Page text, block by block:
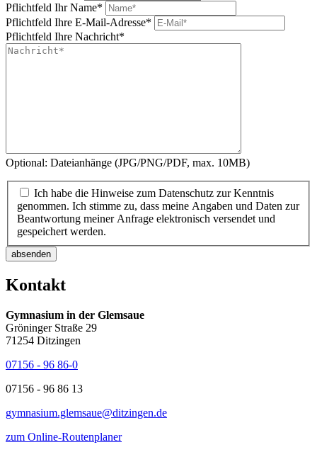
Pflichtfeld Ihr Name*
Pflichtfeld Ihre E-Mail-Adresse*
Pflichtfeld Ihre Nachricht*
Optional: Dateianhänge (JPG/PNG/PDF, max. 10MB)
Ich habe die Hinweise zum Datenschutz zur Kenntnis
genommen. Ich stimme zu, dass meine Angaben und Daten zur
Beantwortung meiner Anfrage elektronisch versendet und
gespeichert werden.
absenden
Kontakt
Gymnasium in der Glemsaue
Gröninger Straße 29
71254 Ditzingen
07156 - 96 86-0
07156 - 96 86 13
gymnasium.glemsaue@ditzingen.de
zum Online-Routenplaner